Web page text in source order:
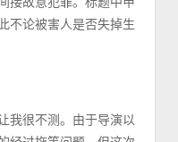
不论被害人是否失掉生
我很不测。由于导演以